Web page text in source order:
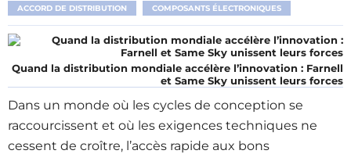
ACCORD DE DISTRIBUTION COMPOSANTS ÉLECTRONIQUES
Quand la distribution mondiale accélère l’innovation : Farnell
et Same Sky unissent leurs forces
Dans un monde où les cycles de conception se
raccourcissent et où les exigences techniques ne
cessent de croître, l’accès rapide aux bons